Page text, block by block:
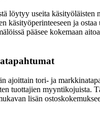
löytyy useita käsityöläisten
käsityöperinteeseen ja
pääsee kokemaan
ajoittain tori- ja
tuottajien myyntikojuista.
lisän